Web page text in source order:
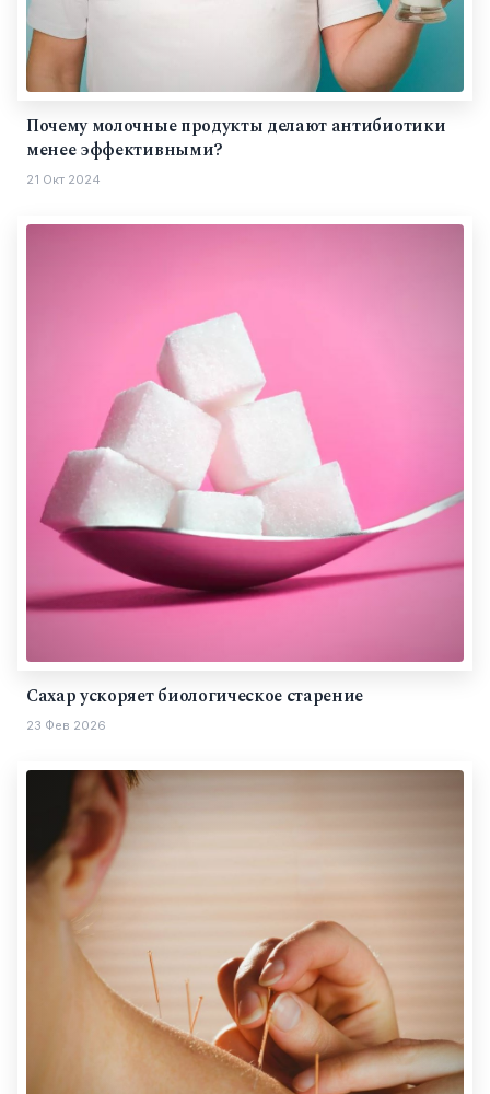
Почему молочные продукты делают антибиотики
менее эффективными?
21 Окт 2024
Сахар ускоряет биологическое старение
23 Фев 2026